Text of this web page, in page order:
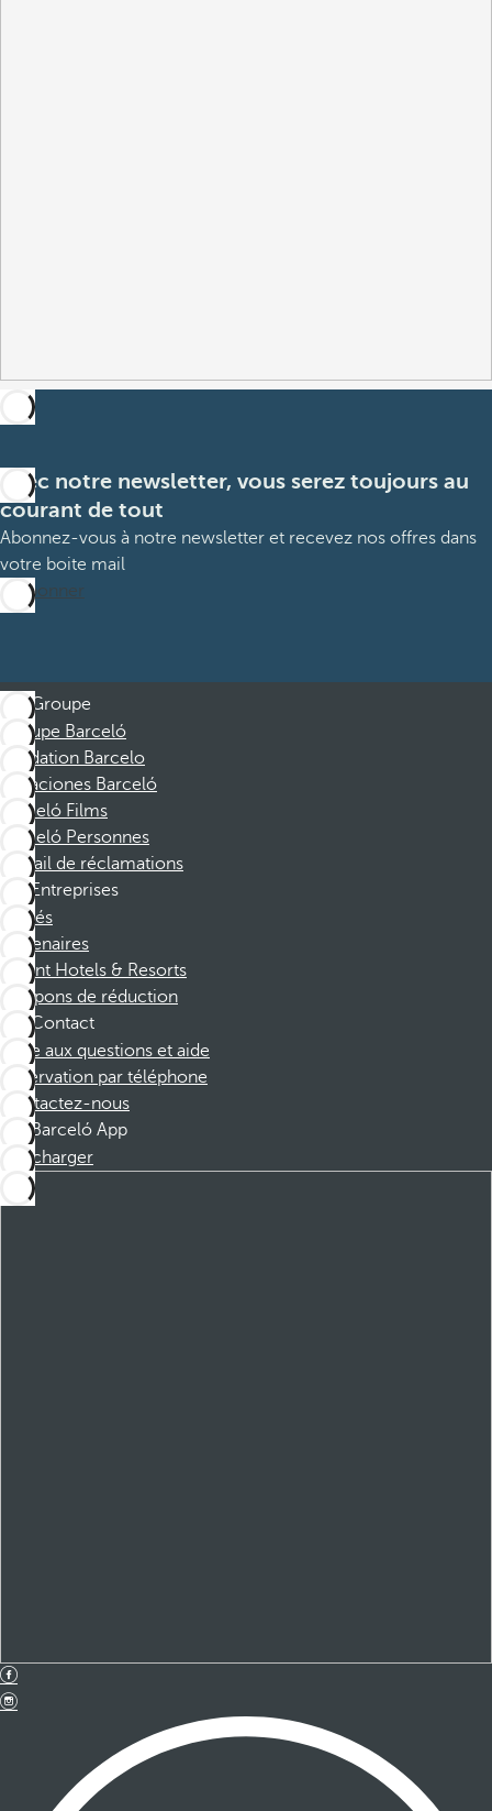
Avec notre newsletter, vous serez toujours au
courant de tout
Abonnez-vous à notre newsletter et recevez nos offres dans
votre boite mail
M’abonner
Groupe
Groupe Barceló
Fondation Barcelo
Vacaciones Barceló
Barceló Films
Barceló Personnes
Portail de réclamations
Entreprises
Affiliés
Partenaires
Dorint Hotels & Resorts
Coupons de réduction
Contact
Foire aux questions et aide
Réservation par téléphone
Contactez-nous
Barceló App
Télécharger